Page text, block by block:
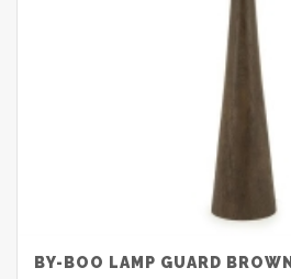
BY-BOO LAMP GUARD BROWN